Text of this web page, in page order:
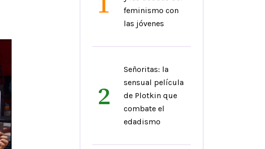
feminismo con
las jóvenes
2
Señoritas: la
sensual película
de Plotkin que
combate el
edadismo